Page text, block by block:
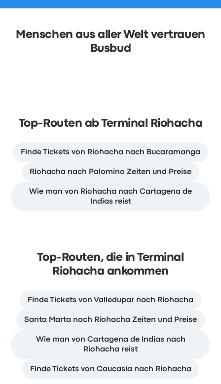
Menschen aus aller Welt vertrauen
Busbud
Top-Routen ab Terminal Riohacha
Finde Tickets von Riohacha nach Bucaramanga
Riohacha nach Palomino Zeiten und Preise
Wie man von Riohacha nach Cartagena de
Indias reist
Top-Routen, die in Terminal
Riohacha ankommen
Finde Tickets von Valledupar nach Riohacha
Santa Marta nach Riohacha Zeiten und Preise
Wie man von Cartagena de Indias nach
Riohacha reist
Finde Tickets von Caucasia nach Riohacha